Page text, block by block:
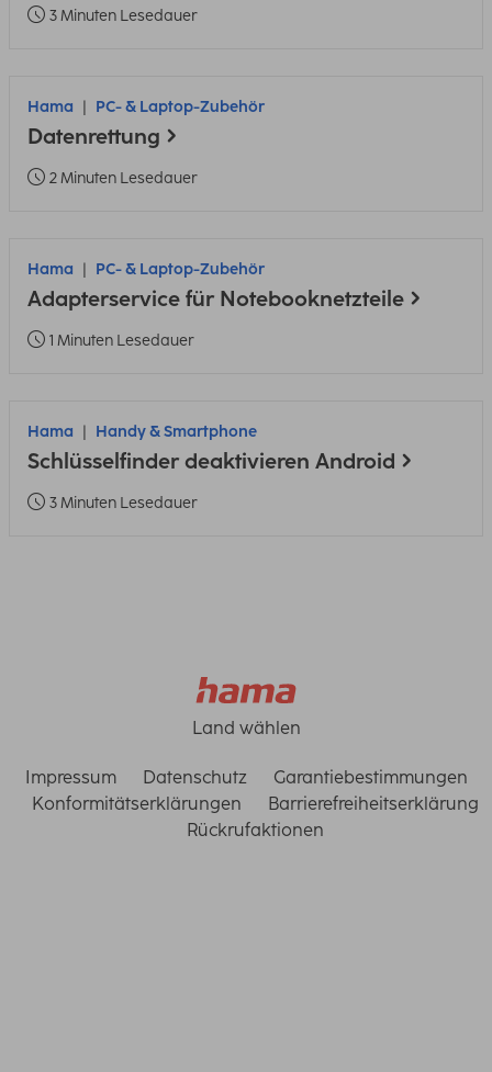
3 Minuten Lesedauer
Hama PC- & Laptop-Zubehör
Datenrettung
2 Minuten Lesedauer
Hama PC- & Laptop-Zubehör
Adapterservice für Notebooknetzteile
1 Minuten Lesedauer
Hama Handy & Smartphone
Schlüsselfinder deaktivieren Android
3 Minuten Lesedauer
Land wählen
Impressum Datenschutz
Garantiebestimmungen
Konformitätserklärungen
Barrierefreiheitserklärung
Rückrufaktionen